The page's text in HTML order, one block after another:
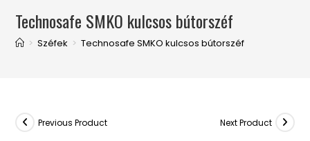
Technosafe SMKO kulcsos bútorszéf
> Széfek > Technosafe SMKO kulcsos bútorszéf
Previous Product Next Product